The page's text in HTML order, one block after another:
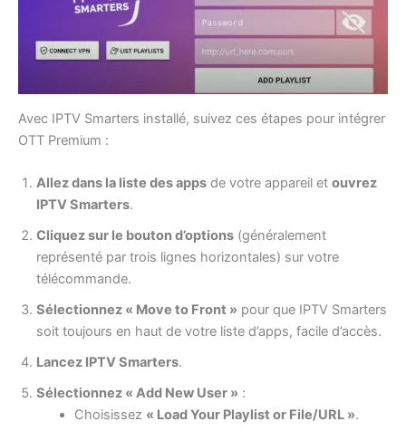
Avec IPTV Smarters installé, suivez ces étapes pour intégrer
OTT Premium :
Allez dans la liste des apps de votre appareil et ouvrez
IPTV Smarters.
Cliquez sur le bouton d’options (généralement
représenté par trois lignes horizontales) sur votre
télécommande.
Sélectionnez « Move to Front » pour que IPTV Smarters
soit toujours en haut de votre liste d’apps, facile d’accès.
Lancez IPTV Smarters.
Sélectionnez « Add New User » :
Choisissez « Load Your Playlist or File/URL ».